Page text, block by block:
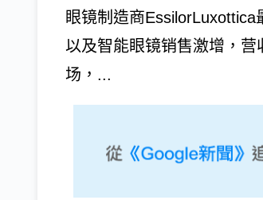
眼镜制造商
以及智能眼镜销售激增，
场，...